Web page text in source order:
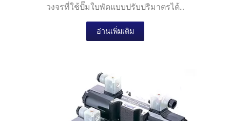
วงจรที่ใช้ปั๊มใบพัดแบบปรับปริมาตรได้...
อ่านเพิ่มเติม